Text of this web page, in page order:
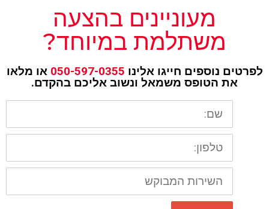
מעוניינים בהצעה
משתלמת במיוחד?
לפרטים נוספים חייגו אלינו 050-597-0355 או מלאו
את הטופס משמאל ונשוב אליכם בהקדם.
שם
טלפון
השירות
המבוקש